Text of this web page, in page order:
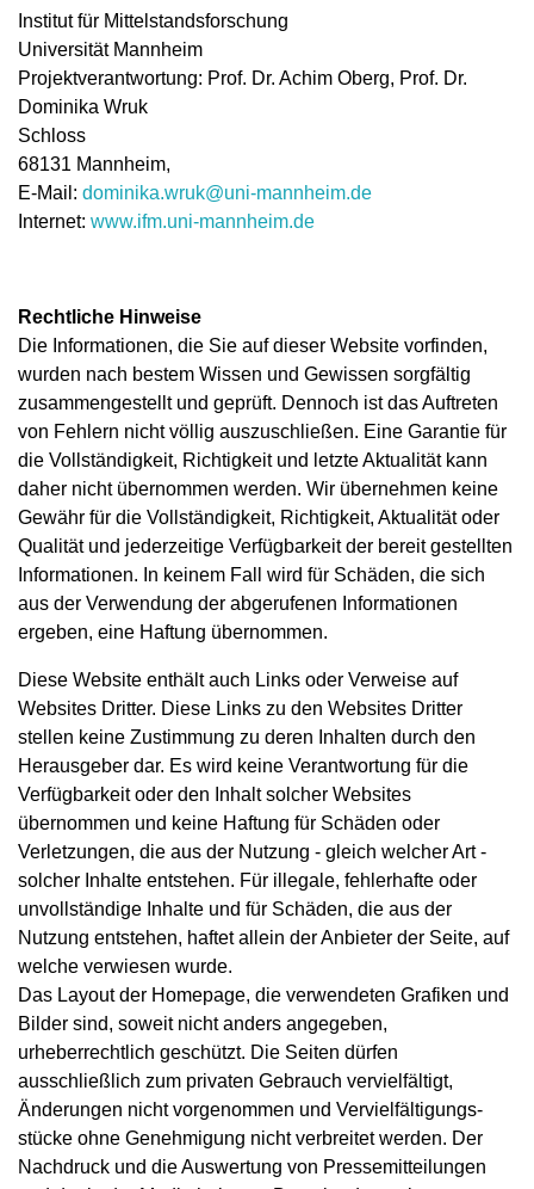
Institut für Mittelstandsforschung
Universität Mannheim
Projektverantwortung: Prof. Dr. Achim Oberg, Prof. Dr.
Dominika Wruk
Schloss
68131 Mannheim,
E-Mail: dominika.wruk@uni-mannheim.de
Internet: www.ifm.uni-mannheim.de
Rechtliche Hinweise
Die Informationen, die Sie auf dieser Website vorfinden,
wurden nach bestem Wissen und Gewissen sorgfältig
zusammengestellt und geprüft. Dennoch ist das Auftreten
von Fehlern nicht völlig auszuschließen. Eine Garantie für
die Vollständigkeit, Richtigkeit und letzte Aktualität kann
daher nicht übernommen werden. Wir übernehmen keine
Gewähr für die Vollständigkeit, Richtigkeit, Aktualität oder
Qualität und jederzeitige Verfügbarkeit der bereit gestellten
Informationen. In keinem Fall wird für Schäden, die sich
aus der Verwendung der abgerufenen Informationen
ergeben, eine Haftung übernommen.
Diese Website enthält auch Links oder Verweise auf
Websites Dritter. Diese Links zu den Websites Dritter
stellen keine Zustimmung zu deren Inhalten durch den
Herausgeber dar. Es wird keine Verantwortung für die
Verfügbarkeit oder den Inhalt solcher Websites
übernommen und keine Haftung für Schäden oder
Verletzungen, die aus der Nutzung - gleich welcher Art -
solcher Inhalte entstehen. Für illegale, fehlerhafte oder
unvollständige Inhalte und für Schäden, die aus der
Nutzung entstehen, haftet allein der Anbieter der Seite, auf
welche verwiesen wurde.
Das Layout der Homepage, die verwendeten Grafiken und
Bilder sind, soweit nicht anders angegeben,
urheberrechtlich geschützt. Die Seiten dürfen
ausschließlich zum privaten Gebrauch vervielfältigt,
Änderungen nicht vorgenommen und Vervielfältigungs­
stücke ohne Genehmigung nicht verbreitet werden. Der
Nachdruck und die Auswertung von Pressemitteilungen